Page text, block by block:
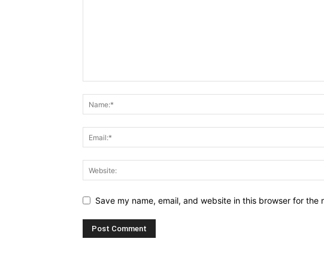
Save my name, email, and website in this browser for the